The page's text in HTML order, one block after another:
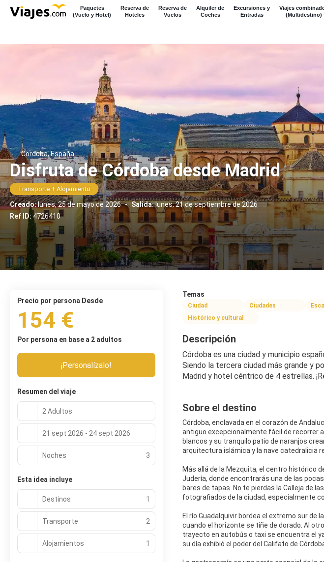
Paquetes
(Vuelo y Hotel)
Reserva de
Hoteles
Reserva de
Vuelos
Alquiler de
Coches
Excursiones y
Entradas
Viajes
(Multidestino)
Cordoba, España
Disfruta de Córdoba desde Madrid
Transporte + Alojamiento
Creado:lunes, 25 de mayo de 2026 - Salida:lunes, 21 de septiembre de 2026
Ref ID: 4726410
Temas
Ciudad Ciudades
Histórico y cultural
Descripción
Córdoba es una ciudad y municipio
Siendo la tercera ciudad más grande y
Madrid y hotel céntrico de 4 estrellas.
Sobre el destino
Córdoba, enclavada en el corazón de
antiguo excepcionalmente fácil de recorrer
blancos y su tranquilo patio de naranjos
arquitectura islámica y la nave catedralicia
Más allá de la Mezquita, el centro histórico
Judería, donde encontrarás una de las
bares de tapas. No te pierdas la Calleja de
fotografiados de la ciudad, especialmente
El río Guadalquivir bordea el extremo sur
cuando el horizonte se tiñe de dorado. Al
trayecto en autobús o taxi se encuentra el
su día exhibió el poder del Califato de
precio por persona Desde
154 €
Por persona en base a 2 adultos
¡Personalízalo!
Resumen del viaje
2 Adultos
21 sept 2026 - 24 sept 2026
Noches 3
Esta idea incluye
Destinos 1
Transporte 2
Alojamientos 1